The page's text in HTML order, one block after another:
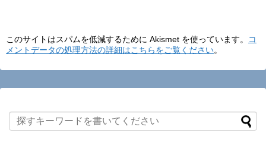
このサイトはスパムを低減するために Akismet を使っています。
コ
メントデータの処理方法の詳細はこちらをご覧ください。